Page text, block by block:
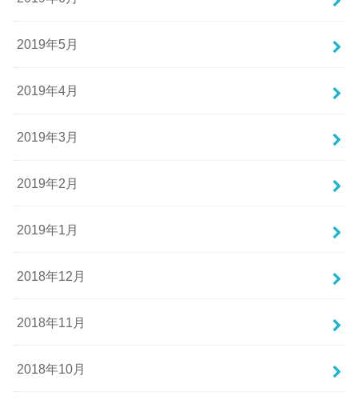
2019年5月
2019年4月
2019年3月
2019年2月
2019年1月
2018年12月
2018年11月
2018年10月